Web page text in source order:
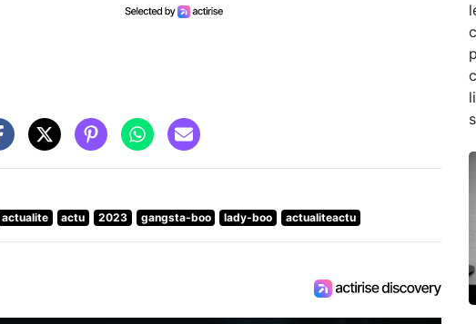
actualite actu 2023 gangsta-boo lady-boo actualiteactu